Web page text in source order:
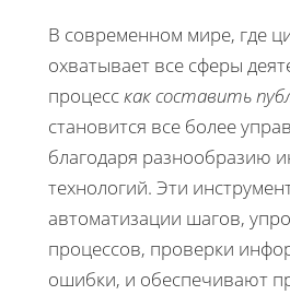
В современном мире, где
охватывает все сферы
процесскак составить
становится все более
благодаря разнообразию
технологий. Эти
автоматизации шагов,
процессов, проверки
ошибки, и обеспечивают